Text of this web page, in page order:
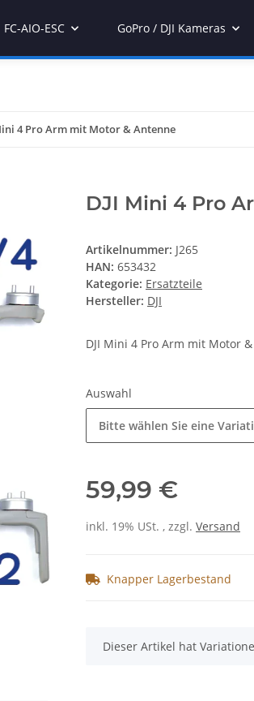
FC-AIO-ESC GoPro / DJI Kameras
4 Pro Arm mit Motor & Antenne
DJI Mini 4 Pro
Artikelnummer: J265
HAN: 653432
Kategorie: Ersatzteile
Hersteller: DJI
DJI Mini 4 Pro Arm mit Motor
Auswahl
Bitte wählen Sie eine
59,99 €
inkl. 19% USt. , zzgl. Versand
Knapper Lagerbestand
x
Dieser Artikel hat